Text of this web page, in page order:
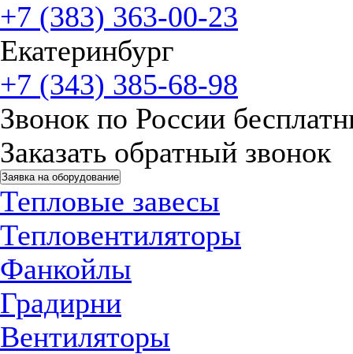
+7 (383) 363-00-23
Екатеринбург
+7 (343) 385-68-98
Звонок по России
Заказать обратный звонок
Заявка на оборудование
Тепловые завесы
Тепловентиляторы
Фанкойлы
Градирни
Вентиляторы